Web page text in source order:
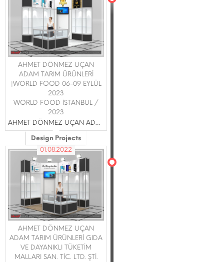
AHMET DÖNMEZ UÇAN
ADAM TARIM ÜRÜNLERİ
|WORLD FOOD 06-09 EYLÜL
2023
WORLD FOOD İSTANBUL /
2023
AHMET DÖNMEZ UÇAN ADAM TARIM ÜRÜNLERİ GIDA VE DAYANIKLI TÜKETİM MALLARI SAN. TİC. LTD. ŞTİ.
Design Projects
01.08.2022
AHMET DÖNMEZ UÇAN
ADAM TARIM ÜRÜNLERİ GIDA
VE DAYANIKLI TÜKETİM
MALLARI SAN. TİC. LTD. ŞTİ.